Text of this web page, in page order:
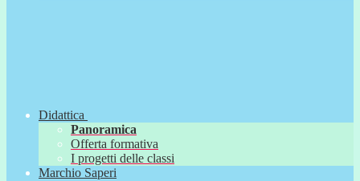
Didattica
Panoramica
Offerta formativa
I progetti delle classi
Marchio Saperi